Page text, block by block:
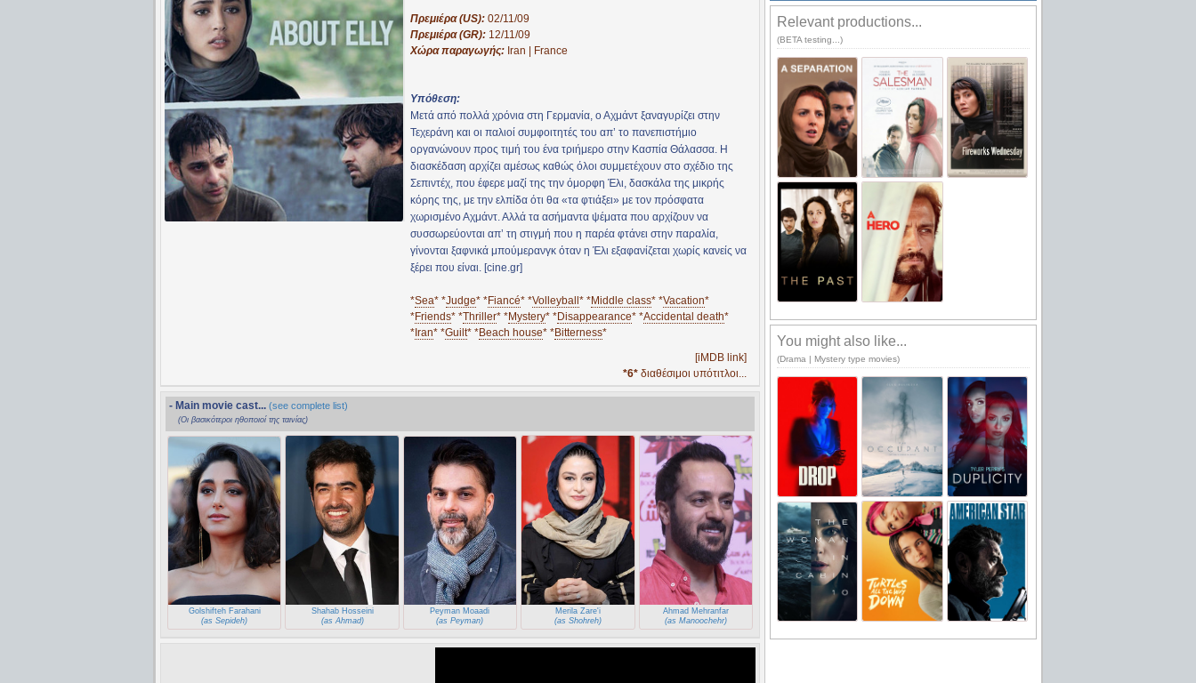
Πρεμιέρα (US): 02/11/09
Πρεμιέρα (GR): 12/11/09
Χώρα παραγωγής: Iran | France
Υπόθεση:
Μετά από πολλά χρόνια στη Γερμανία, ο Αχμάντ ξαναγυρίζει στην
Τεχεράνη και οι παλιοί συμφοιτητές του απ’ το πανεπιστήμιο
οργανώνουν προς τιμή του ένα τριήμερο στην Κασπία Θάλασσα. Η
διασκέδαση αρχίζει αμέσως καθώς όλοι συμμετέχουν στο σχέδιο της
Σεπιντέχ, που έφερε μαζί της την όμορφη Έλι, δασκάλα της μικρής
κόρης της, με την ελπίδα ότι θα «τα φτιάξει» με τον πρόσφατα
χωρισμένο Αχμάντ. Αλλά τα ασήμαντα ψέματα που αρχίζουν να
συσσωρεύονται απ’ τη στιγμή που η παρέα φτάνει στην παραλία,
γίνονται ξαφνικά μπούμερανγκ όταν η Έλι εξαφανίζεται χωρίς κανείς να
ξέρει που είναι. [cine.gr]
*Sea* *Judge* *Fiancé* *Volleyball * *Middle class* *Vacation*
*Friends* *Thriller* *Mystery* *Disappearance* *Accidental death*
* Iran* *Guilt* *Beach house* *Bitterness*
[iMDB link]
*6* διαθέσιμοι υπότιτλοι...
- Main movie cast... (see complete list)
(Οι βασικότεροι ηθοποιοί της ταινίας)
Golshifteh Farahani
(as Sepideh)
Shahab Hosseini
(as Ahmad)
Peyman Moaadi
(as Peyman)
Merila Zare'i
(as Shohreh)
Ahmad Mehranfar
(as Manoochehr)
Relevant productions...
(BETA testing...)
You might also like...
(Drama | Mystery type movies)